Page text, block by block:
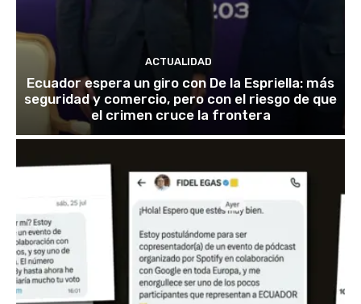
ACTUALIDAD
Ecuador espera un giro con De la Espriella: más
seguridad y comercio, pero con el riesgo de que
el crimen cruce la frontera